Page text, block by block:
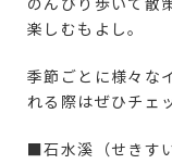
楽しむもよし。
季節ごとに様々な
れる際はぜひチェ
■石水溪（せきす